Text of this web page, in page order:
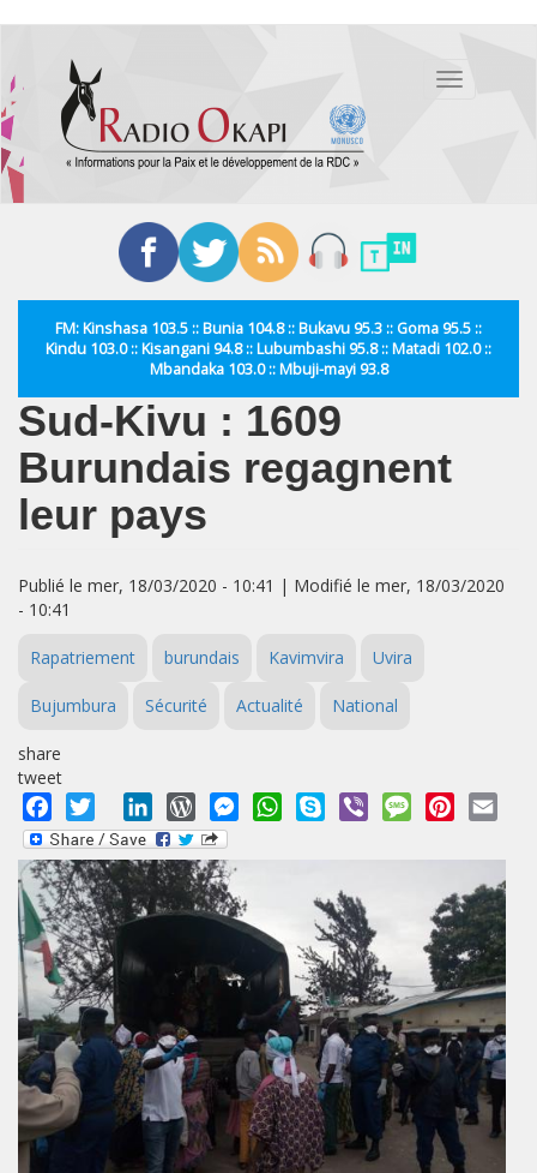
contenu
principal
Toggle
FM: Kinshasa 103.5 :: Bunia 104.8 :: Bukavu 95.3 :: Goma 95.5 ::
Kindu 103.0 :: Kisangani 94.8 :: Lubumbashi 95.8 :: Matadi 102.0 ::
Mbandaka 103.0 :: Mbuji-mayi 93.8
Sud-Kivu : 1609
Burundais regagnent
leur pays
Publié le mer, 18/03/2020 - 10:41 | Modifié le mer, 18/03/2020
- 10:41
Rapatriement burundais Kavimvira Uvira
Bujumbura Sécurité Actualité National
share
tweet
Facebook
Twitter LinkedInWordPressMessengerWhatsApp
Skype Viber MessagePinterest